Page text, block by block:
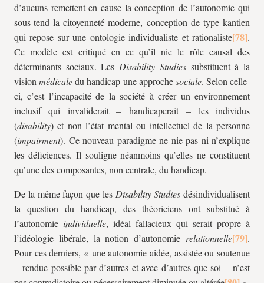
d’aucuns remettent en cause la conception de l’autonomie qui
sous-tend la citoyenneté moderne, conception de type kantien
qui repose sur une ontologie individualiste et rationaliste
.
Ce modèle est critiqué en ce qu’il nie le rôle causal des
déterminants sociaux. Les Disability Studiessubstituent à la
visionmédicaledu handicap une approchesociale. Selon celle-
ci, c’est l’incapacité de la société à créer un environnement
inclusif qui invaliderait – handicaperait – les individus
(disability) et non l’état mental ou intellectuel de la personne
(impairment). Ce nouveau paradigme ne nie pas ni n’explique
les déficiences. Il souligne néanmoins qu’elles ne constituent
qu’une des composantes, non centrale, du handicap.
De la même façon que les Disability Studies désindividualisent
la question du handicap, des théoriciens ont substitué à
l’autonomie individuelle, idéal fallacieux qui serait propre à
l’idéologie libérale, la notion d’autonomie relationnelle
.
Pour ces derniers, « une autonomie aidée, assistée ou soutenue
– rendue possible par d’autres et avec d’autres que soi – n’est